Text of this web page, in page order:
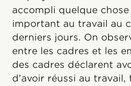
accompli quelque
important au travail au
derniers jours. On
entre les cadres et les
des cadres déclarent
d'avoir réussi au travail,